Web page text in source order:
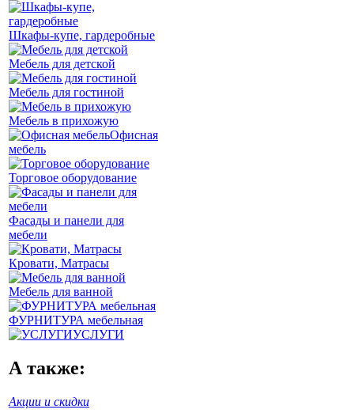
Шкафы-купе, гардеробные
Мебель для детской
Мебель для гостиной
Мебель в прихожую
Офисная
мебель
Торговое оборудование
Фасады и панели для
мебели
Кровати, Матрасы
Мебель для ванной
ФУРНИТУРА мебельная
УСЛУГИ
А также:
Акции и скидки